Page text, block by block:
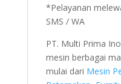
*Pelayanan
SMS / WA
PT. Multi Prima
mesin berbagai
mulai dari Mesin